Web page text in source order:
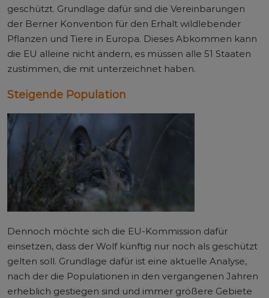
geschützt. Grundlage dafür sind die Vereinbarungen
der Berner Konvention für den Erhalt wildlebender
Pflanzen und Tiere in Europa. Dieses Abkommen kann
die EU alleine nicht ändern, es müssen alle 51 Staaten
zustimmen, die mit unterzeichnet haben.
Steigende Population
Dennoch möchte sich die EU-Kommission dafür
einsetzen, dass der Wolf künftig nur noch als geschützt
gelten soll. Grundlage dafür ist eine aktuelle Analyse,
nach der die Populationen in den vergangenen Jahren
erheblich gestiegen sind und immer größere Gebiete